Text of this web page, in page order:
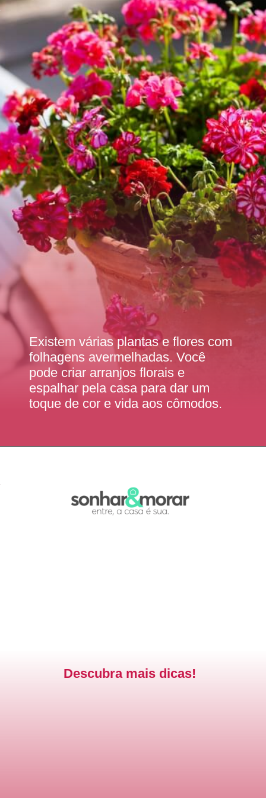
Existem várias plantas e flores com
folhagens avermelhadas. Você
pode criar arranjos florais e
espalhar pela casa para dar um
toque de cor e vida aos cômodos.
Descubra mais dicas!